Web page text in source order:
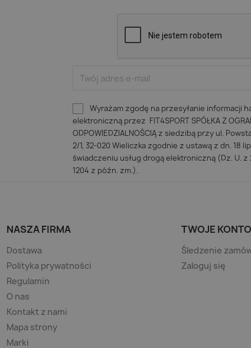
Wyrażam zgodę na przesyłanie informacji
elektroniczną przez FIT4SPORT SPÓŁKA Z
ODPOWIEDZIALNOŚCIĄ z siedzibą przy ul.
2/1, 32-020 Wieliczka zgodnie z ustawą z dn. 18
świadczeniu usług drogą elektroniczną (Dz. U. z
1204 z późn. zm.).
NASZA FIRMA
Dostawa
Polityka prywatności
Regulamin
O nas
Kontakt z nami
Mapa strony
Marki
TWOJE KONTO
Śledzenie
Zaloguj się